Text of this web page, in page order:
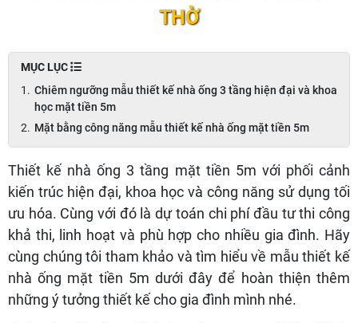
THỜ
MỤC LỤC
Chiêm ngưỡng mẫu thiết kế nhà ống 3 tầng hiện đại và khoa
học mặt tiền 5m
Mặt bằng công năng mẫu thiết kế nhà ống mặt tiền 5m
Thiết kế nhà ống 3 tầng mặt tiền 5m với phối cảnh
kiến trúc hiện đại, khoa học và công năng sử dụng tối
ưu hóa. Cùng với đó là dự toán chi phí đầu tư thi công
khả thi, linh hoạt và phù hợp cho nhiều gia đình. Hãy
cùng chúng tôi tham khảo và tìm hiểu về mẫu thiết kế
nhà ống mặt tiền 5m dưới đây để hoàn thiện thêm
những ý tưởng thiết kế cho gia đình mình nhé.